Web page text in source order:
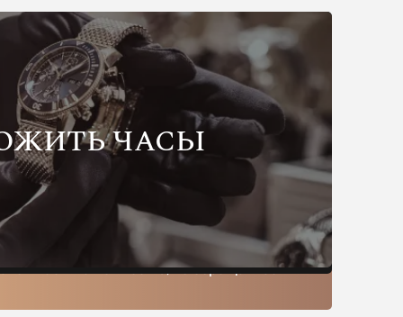
ЧАСЫ
часы на комиссию, то обращайтесь к